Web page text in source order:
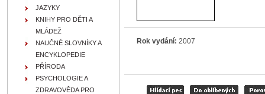
Rok vydání: 2007
JAZYKY
KNIHY PRO DĚTI A
MLÁDEŽ
NAUČNÉ SLOVNÍKY A
ENCYKLOPEDIE
PŘÍRODA
PSYCHOLOGIE A
ZDRAVOVĚDA PRO